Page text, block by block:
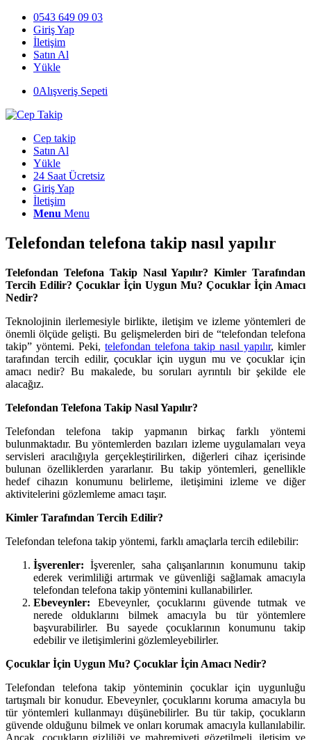
0543 649 09 03
Giriş Yap
İletişim
Satın Al
Yükle
0Alışveriş Sepeti
Cep takip
Satın Al
Yükle
24 Saat Ücretsiz
Giriş Yap
İletişim
Menu Menu
Telefondan telefona takip nasıl yapılır
Telefondan Telefona Takip Nasıl Yapılır? Kimler Tarafından
Tercih Edilir? Çocuklar İçin Uygun Mu? Çocuklar İçin Amacı
Nedir?
Teknolojinin ilerlemesiyle birlikte, iletişim ve izleme yöntemleri de
önemli ölçüde gelişti. Bu gelişmelerden biri de “telefondan telefona
takip” yöntemi. Peki, telefondan telefona takip nasıl yapılır, kimler
tarafından tercih edilir, çocuklar için uygun mu ve çocuklar için
amacı nedir? Bu makalede, bu soruları ayrıntılı bir şekilde ele
alacağız.
Telefondan Telefona Takip Nasıl Yapılır?
Telefondan telefona takip yapmanın birkaç farklı yöntemi
bulunmaktadır. Bu yöntemlerden bazıları izleme uygulamaları veya
servisleri aracılığıyla gerçekleştirilirken, diğerleri cihaz içerisinde
bulunan özelliklerden yararlanır. Bu takip yöntemleri, genellikle
hedef cihazın konumunu belirleme, iletişimini izleme ve diğer
aktivitelerini gözlemleme amacı taşır.
Kimler Tarafından Tercih Edilir?
Telefondan telefona takip yöntemi, farklı amaçlarla tercih edilebilir:
İşverenler: İşverenler, saha çalışanlarının konumunu takip
ederek verimliliği artırmak ve güvenliği sağlamak amacıyla
telefondan telefona takip yöntemini kullanabilirler.
Ebeveynler: Ebeveynler, çocuklarını güvende tutmak ve
nerede olduklarını bilmek amacıyla bu tür yöntemlere
başvurabilirler. Bu sayede çocuklarının konumunu takip
edebilir ve iletişimlerini gözlemleyebilirler.
Çocuklar İçin Uygun Mu? Çocuklar İçin Amacı Nedir?
Telefondan telefona takip yönteminin çocuklar için uygunluğu
tartışmalı bir konudur. Ebeveynler, çocuklarını koruma amacıyla bu
tür yöntemleri kullanmayı düşünebilirler. Bu tür takip, çocukların
güvende olduğunu bilmek ve onları korumak amacıyla kullanılabilir.
Ancak, çocukların gizliliği ve mahremiyeti gözetilmeli, iletişim ve